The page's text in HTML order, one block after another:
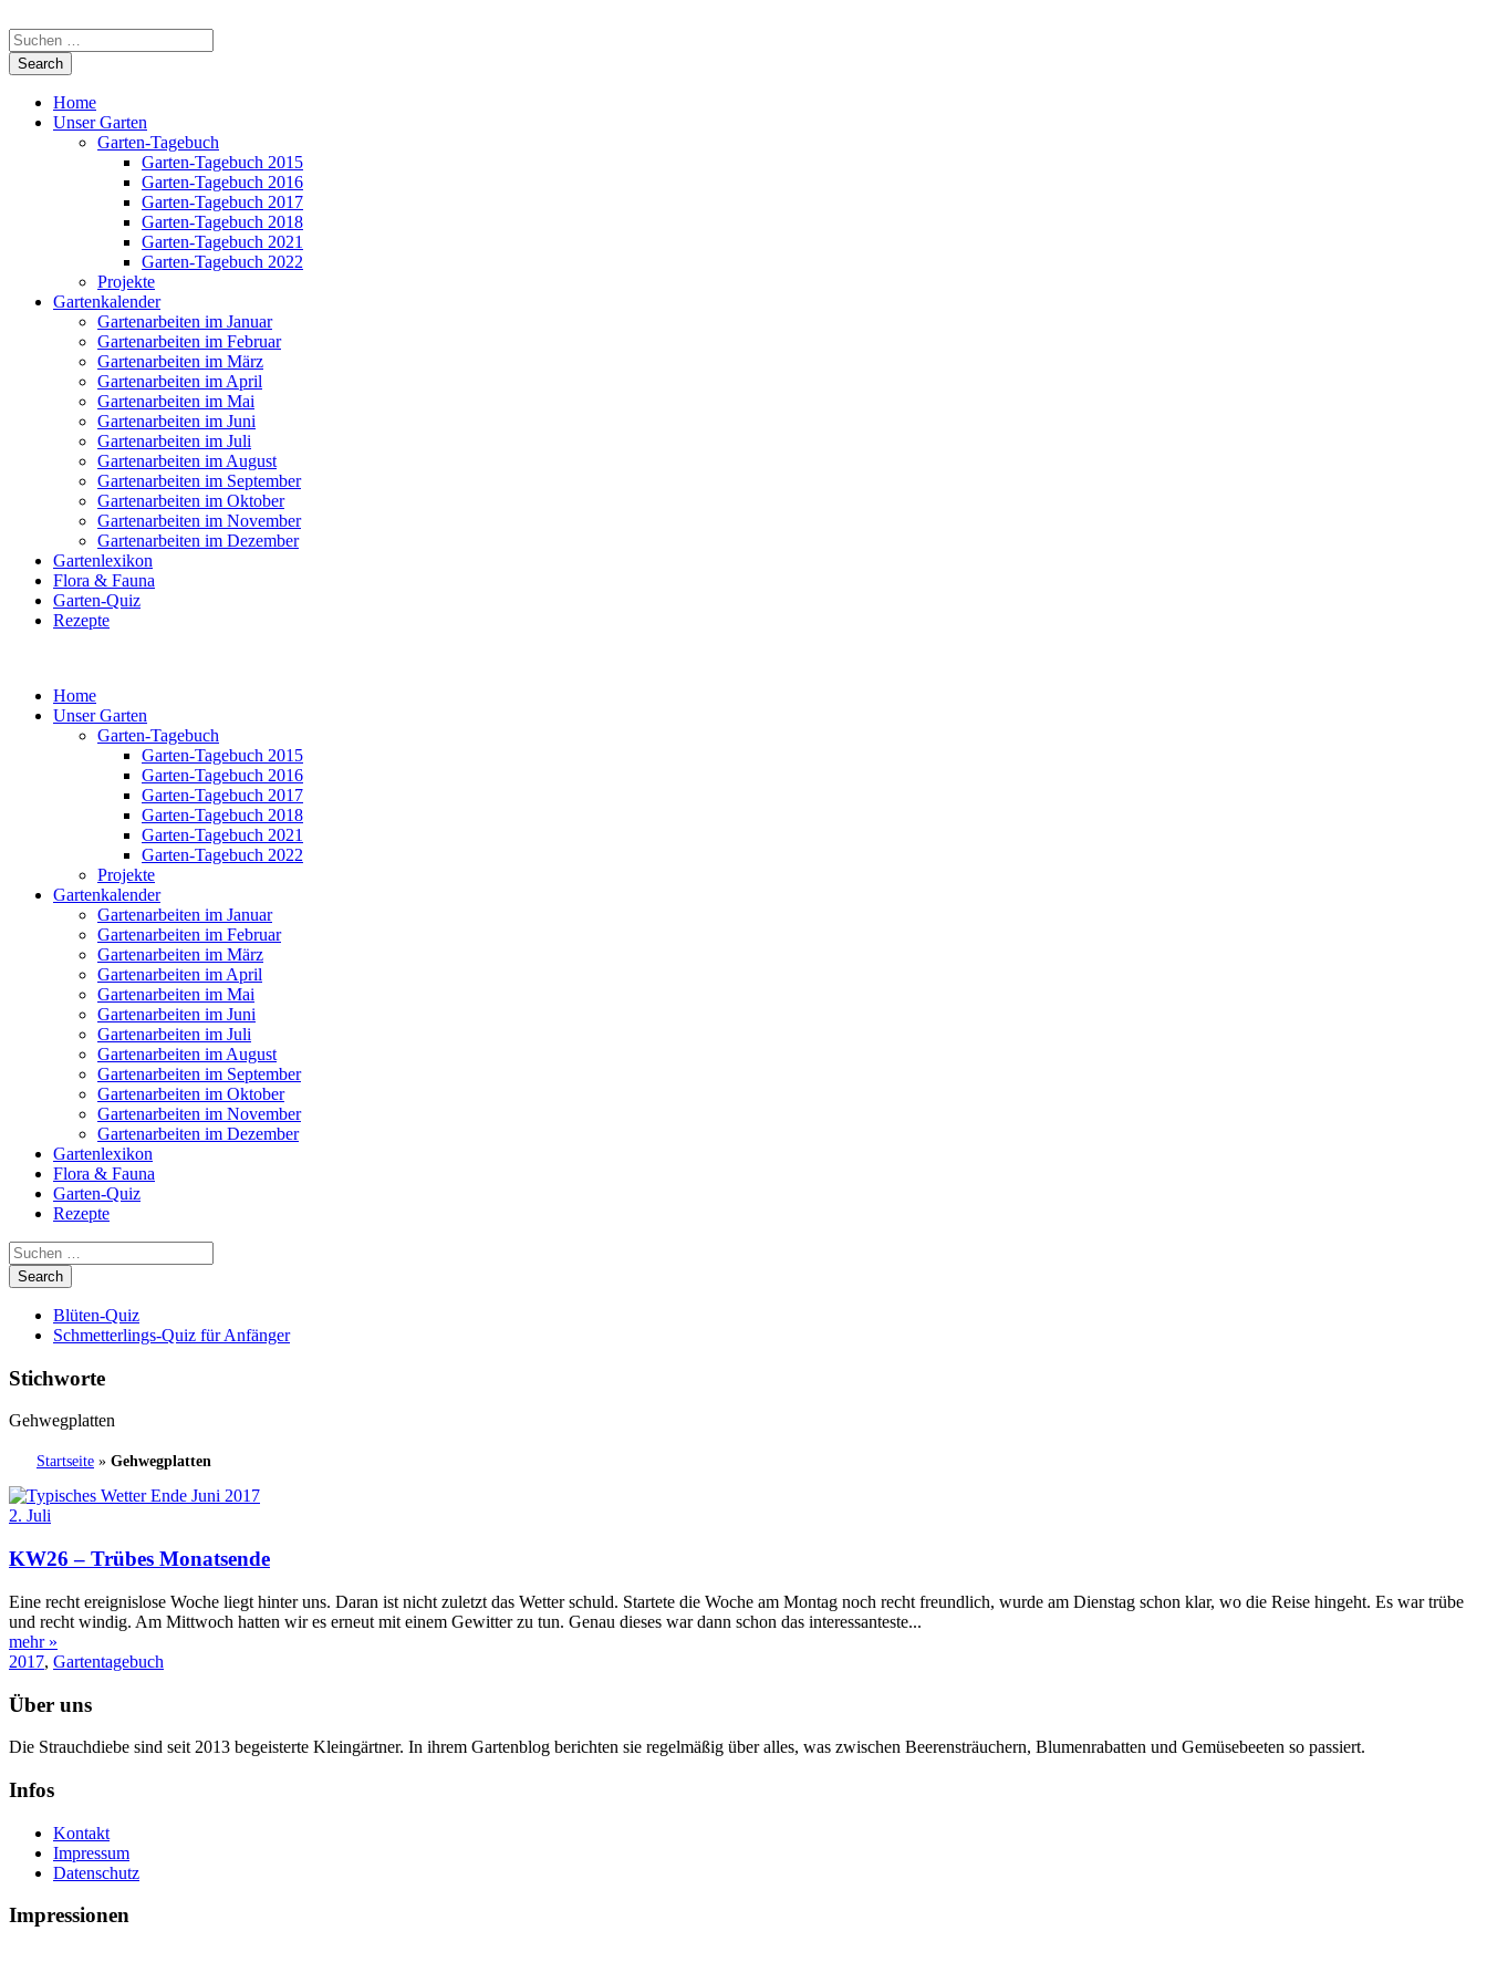
Home
Unser Garten
Garten-Tagebuch
Garten-Tagebuch 2015
Garten-Tagebuch 2016
Garten-Tagebuch 2017
Garten-Tagebuch 2018
Garten-Tagebuch 2021
Garten-Tagebuch 2022
Projekte
Gartenkalender
Gartenarbeiten im Januar
Gartenarbeiten im Februar
Gartenarbeiten im März
Gartenarbeiten im April
Gartenarbeiten im Mai
Gartenarbeiten im Juni
Gartenarbeiten im Juli
Gartenarbeiten im August
Gartenarbeiten im September
Gartenarbeiten im Oktober
Gartenarbeiten im November
Gartenarbeiten im Dezember
Gartenlexikon
Flora & Fauna
Garten-Quiz
Rezepte
Home
Unser Garten
Garten-Tagebuch
Garten-Tagebuch 2015
Garten-Tagebuch 2016
Garten-Tagebuch 2017
Garten-Tagebuch 2018
Garten-Tagebuch 2021
Garten-Tagebuch 2022
Projekte
Gartenkalender
Gartenarbeiten im Januar
Gartenarbeiten im Februar
Gartenarbeiten im März
Gartenarbeiten im April
Gartenarbeiten im Mai
Gartenarbeiten im Juni
Gartenarbeiten im Juli
Gartenarbeiten im August
Gartenarbeiten im September
Gartenarbeiten im Oktober
Gartenarbeiten im November
Gartenarbeiten im Dezember
Gartenlexikon
Flora & Fauna
Garten-Quiz
Rezepte
Blüten-Quiz
Schmetterlings-Quiz für Anfänger
Stichworte
Gehwegplatten
Startseite » Gehwegplatten
2. Juli
KW26 – Trübes Monatsende
Eine recht ereignislose Woche liegt hinter uns. Daran ist nicht zuletzt das Wetter schuld. Startete die Woche am Montag noch recht freundlich, wurde am Dienstag schon klar, wo die Reise hingeht. Es war trübe
und recht windig. Am Mittwoch hatten wir es erneut mit einem Gewitter zu tun. Genau dieses war dann schon das interessanteste...
mehr »
2017, Gartentagebuch
Über uns
Die Strauchdiebe sind seit 2013 begeisterte Kleingärtner. In ihrem Gartenblog berichten sie regelmäßig über alles, was zwischen Beerensträuchern, Blumenrabatten und Gemüsebeeten so passiert.
Infos
Kontakt
Impressum
Datenschutz
Impressionen